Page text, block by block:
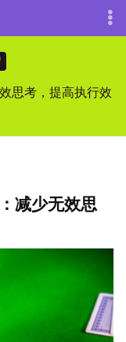
思考，提高执行效
减少无效思